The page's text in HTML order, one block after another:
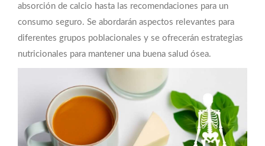
absorción de calcio hasta las recomendaciones para un
consumo seguro. Se abordarán aspectos relevantes para
diferentes grupos poblacionales y se ofrecerán estrategias
nutricionales para mantener una buena salud ósea.